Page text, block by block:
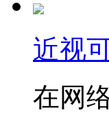
近视
在网